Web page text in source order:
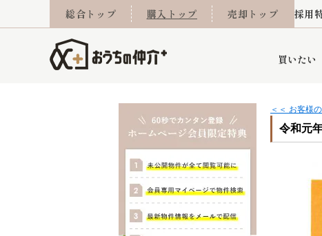
総合トップ 購入トップ 売却トップ 採用
買いたい
学区から探す 町
当社お預かり物件 グループ会社施工物件
売却査定実績 売
住み替え 離婚
リフォーム事例
採用情報
小手指営業所 所沢営業所
マンションカタログ お
オンライン相談予約 売
＜＜ お客様
令和元